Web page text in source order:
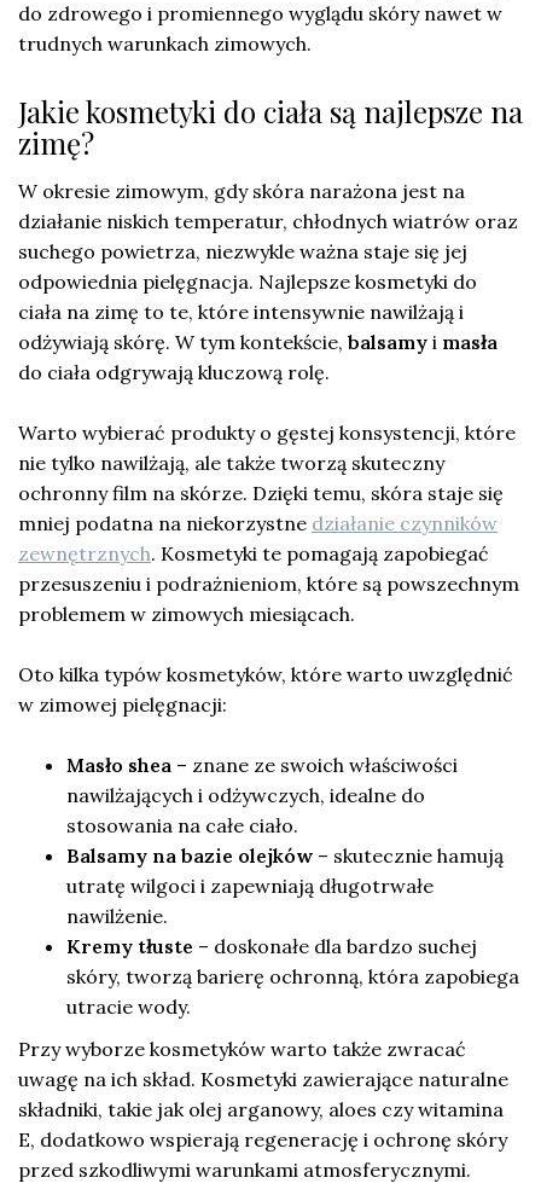
do zdrowego i promiennego wyglądu skóry nawet w
trudnych warunkach zimowych.
Jakie kosmetyki do ciała są najlepsze na
zimę?
W okresie zimowym, gdy skóra narażona jest na
działanie niskich temperatur, chłodnych wiatrów oraz
suchego powietrza, niezwykle ważna staje się jej
odpowiednia pielęgnacja. Najlepsze kosmetyki do
ciała na zimę to te, które intensywnie nawilżają i
odżywiają skórę. W tym kontekście, balsamy i masła
do ciała odgrywają kluczową rolę.
Warto wybierać produkty o gęstej konsystencji, które
nie tylko nawilżają, ale także tworzą skuteczny
ochronny film na skórze. Dzięki temu, skóra staje się
mniej podatna na niekorzystne działanie czynników
zewnętrznych. Kosmetyki te pomagają zapobiegać
przesuszeniu i podrażnieniom, które są powszechnym
problemem w zimowych miesiącach.
Oto kilka typów kosmetyków, które warto uwzględnić
w zimowej pielęgnacji:
Masło shea – znane ze swoich właściwości
nawilżających i odżywczych, idealne do
stosowania na całe ciało.
Balsamy na bazie olejków – skutecznie hamują
utratę wilgoci i zapewniają długotrwałe
nawilżenie.
Kremy tłuste – doskonałe dla bardzo suchej
skóry, tworzą barierę ochronną, która zapobiega
utracie wody.
Przy wyborze kosmetyków warto także zwracać
uwagę na ich skład. Kosmetyki zawierające naturalne
składniki, takie jak olej arganowy, aloes czy witamina
E, dodatkowo wspierają regenerację i ochronę skóry
przed szkodliwymi warunkami atmosferycznymi.